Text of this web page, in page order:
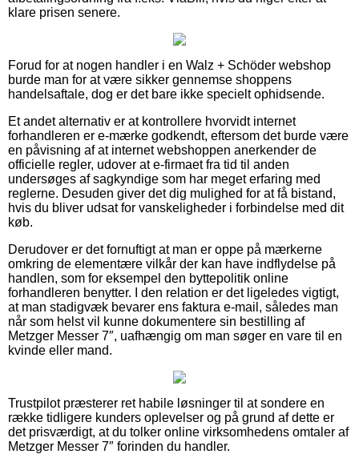
klare prisen senere.
Forud for at nogen handler i en Walz + Schöder webshop
burde man for at være sikker gennemse shoppens
handelsaftale, dog er det bare ikke specielt ophidsende.
Et andet alternativ er at kontrollere hvorvidt internet
forhandleren er e-mærke godkendt, eftersom det burde være
en påvisning af at internet webshoppen anerkender de
officielle regler, udover at e-firmaet fra tid til anden
undersøges af sagkyndige som har meget erfaring med
reglerne. Desuden giver det dig mulighed for at få bistand,
hvis du bliver udsat for vanskeligheder i forbindelse med dit
køb.
Derudover er det fornuftigt at man er oppe på mærkerne
omkring de elementære vilkår der kan have indflydelse på
handlen, som for eksempel den byttepolitik online
forhandleren benytter. I den relation er det ligeledes vigtigt,
at man stadigvæk bevarer ens faktura e-mail, således man
når som helst vil kunne dokumentere sin bestilling af
Metzger Messer 7″, uafhængig om man søger en vare til en
kvinde eller mand.
Trustpilot præsterer ret habile løsninger til at sondere en
række tidligere kunders oplevelser og på grund af dette er
det prisværdigt, at du tolker online virksomhedens omtaler af
Metzger Messer 7″ forinden du handler.